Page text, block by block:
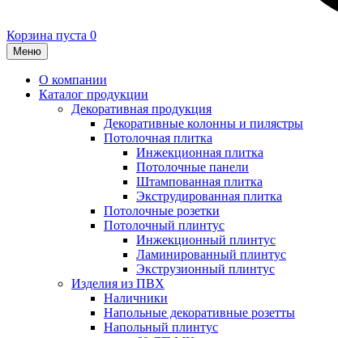
Корзина пуста 0
Меню
О компании
Каталог продукции
Декоративная продукция
Декоративные колонны и пилястры
Потолочная плитка
Инжекционная плитка
Потолочные панели
Штампованная плитка
Экструдированная плитка
Потолочные розетки
Потолочный плинтус
Инжекционный плинтус
Ламинированный плинтус
Экструзионный плинтус
Изделия из ПВХ
Наличники
Напольные декоративные розетты
Напольный плинтус